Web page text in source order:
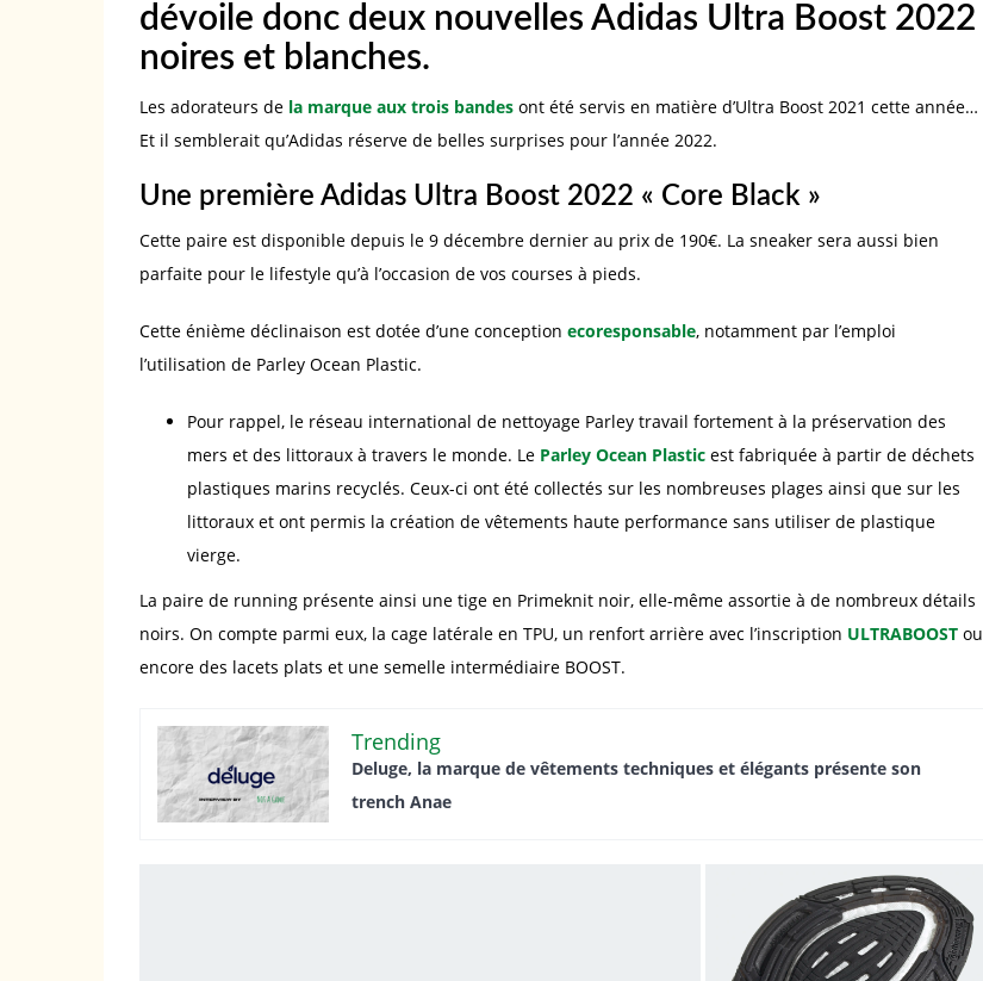
dévoile donc deux nouvelles Adidas Ultra Boost 2022
noires et blanches.
Les adorateurs de la marque aux trois bandes ont été servis en matière d’Ultra Boost 2021 cette année…
Et il semblerait qu’Adidas réserve de belles surprises pour l’année 2022.
Une première Adidas Ultra Boost 2022 « Core Black »
Cette paire est disponible depuis le 9 décembre dernier au prix de 190€. La sneaker sera aussi bien
parfaite pour le lifestyle qu’à l’occasion de vos courses à pieds.
Cette énième déclinaison est dotée d’une conception ecoresponsable, notamment par l’emploi
l’utilisation de Parley Ocean Plastic.
Pour rappel, le réseau international de nettoyage Parley travail fortement à la préservation des
mers et des littoraux à travers le monde. Le Parley Ocean Plastic est fabriquée à partir de déchets
plastiques marins recyclés. Ceux-ci ont été collectés sur les nombreuses plages ainsi que sur les
littoraux et ont permis la création de vêtements haute performance sans utiliser de plastique
vierge.
La paire de running présente ainsi une tige en Primeknit noir, elle-même assortie à de nombreux détails
noirs. On compte parmi eux, la cage latérale en TPU, un renfort arrière avec l’inscription ULTRABOOST ou
encore des lacets plats et une semelle intermédiaire BOOST.
Trending
Deluge, la marque de vêtements techniques et élégants présente son
trench Anae